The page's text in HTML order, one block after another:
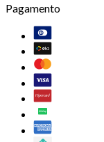
Pagamento